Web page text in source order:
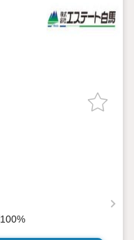
100%